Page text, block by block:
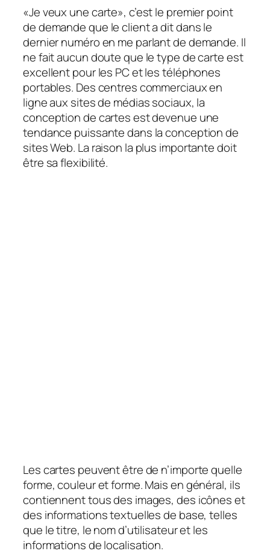
«Je veux une carte», c’est le premier point
de demande que le client a dit dans le
dernier numéro en me parlant de demande. Il
ne fait aucun doute que le type de carte est
excellent pour les PC et les téléphones
portables. Des centres commerciaux en
ligne aux sites de médias sociaux, la
conception de cartes est devenue une
tendance puissante dans la conception de
sites Web. La raison la plus importante doit
être sa flexibilité.
Les cartes peuvent être de n’importe quelle
forme, couleur et forme. Mais en général, ils
contiennent tous des images, des icônes et
des informations textuelles de base, telles
que le titre, le nom d’utilisateur et les
informations de localisation.